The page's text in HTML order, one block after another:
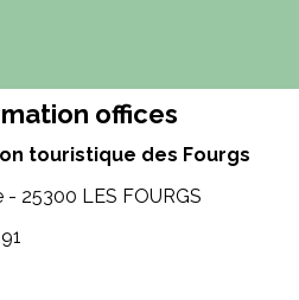
offices
touristique des Fourgs
25300 LES FOURGS